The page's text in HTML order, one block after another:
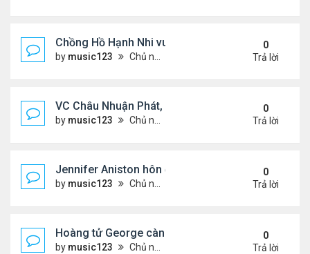
Chồng Hồ Hạnh Nhi vui vẻ ôm người cũ của vợ
by music123 Chủ nhật Tháng 8 02, 2026 6:05 pm
0
Trả lời
VC Châu Nhuận Phát, Lưu Gia Linh viếng vợ cũ ..
by music123 Chủ nhật Tháng 8 02, 2026 6:00 pm
0
Trả lời
Jennifer Aniston hôn đắm đuối bạn trai trên du
by music123 Chủ nhật Tháng 8 02, 2026 5:54 pm
0
Trả lời
Hoàng tử George càng lớn càng điển trai
by music123 Chủ nhật Tháng 8 02, 2026 5:47 pm
0
Trả lời